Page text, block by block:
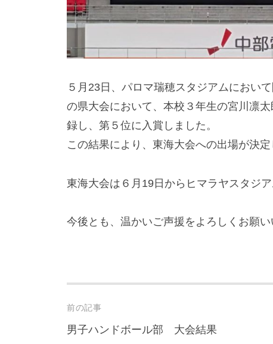
５月23日、パロマ瑞穂スタジアムにおい
の県大会において、本校３年生の宮川凛
録し、第５位に入賞しました。
この結果により、東海大会への出場が決定
東海大会は６月19日からヒマラヤスタジア
今後とも、温かいご声援をよろしくお願い
Post
navigation
前の記事
男子ハンドボール部 大会結果